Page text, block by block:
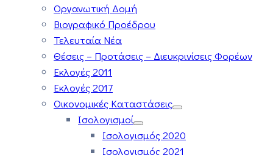
Οργανωτική Δομή
Βιογραφικό Προέδρου
Τελευταία Νέα
Θέσεις – Προτάσεις – Διευκρινίσεις Φορέων
Εκλογές 2011
Εκλογές 2017
Οικονομικές Καταστάσεις
Ισολογισμοί
Ισολογισμός 2020
Ισολογισμός 2021